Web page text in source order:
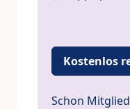
Kostenlos
Schon